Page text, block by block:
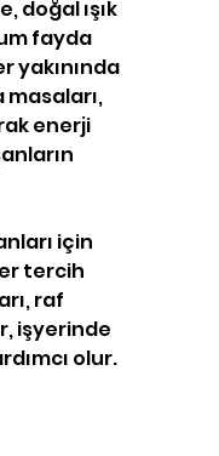
doğal ışık
fayda
yakınında
masaları,
enerji
için
tercih
raf
işyerinde
olur.